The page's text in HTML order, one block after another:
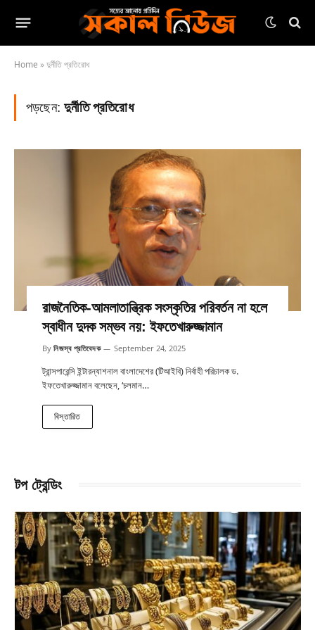
Home »দুর্নীতি প্রতিরোধ
পড়ছেন:দুর্নীতি প্রতিরোধ
রাজনৈতিক-আমলাতান্ত্রিক সংস্কৃতির পরিবর্তন না হলে
স্বাধীন দুদক সম্ভব নয়: ইফতেখারুজ্জামান
By নিজস্ব প্রতিবেদক September 24, 2025
ট্রান্সপারেন্সি ইন্টারন্যাশনাল বাংলাদেশের (টিআইবি) নির্বাহী পরিচালক ড.
ইফতেখারুজ্জামান বলেছেন, ‘চলমান…
বিস্তারিত
টপ ট্রেন্ডিং